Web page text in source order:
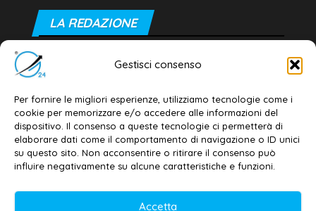
Gestisci consenso
Per fornire le migliori esperienze, utilizziamo tecnologie come i
cookie per memorizzare e/o accedere alle informazioni del
dispositivo. Il consenso a queste tecnologie ci permetterà di
elaborare dati come il comportamento di navigazione o ID unici
su questo sito. Non acconsentire o ritirare il consenso può
influire negativamente su alcune caratteristiche e funzioni.
Accetta
LA REDAZIONE
Editore e direttore responsabile:
Dott. Daniele G. Masciullo
Email: redazione@galatina24.it
Contatti –Disclaimer
Privacy policy –Cookie policy